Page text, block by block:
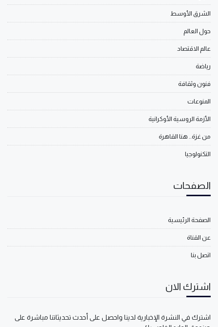
الشرق الأوسط
حول العالم
عالم الاقتصاد
رياضة
فنون وثقافة
المنوعات
الأزمة الروسية الأوكرانية
من غزة.. هنا القاهرة
التكنولوجيا
الصفحات
الصفحة الرئيسية
عن القناة
اتصل بنا
اشترك الان
اشترك في النشرة الإخبارية لدينا واحصل على أحدث تحديثاتنا مباشرة على